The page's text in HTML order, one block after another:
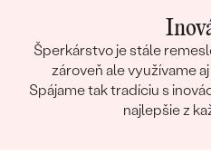
Šperkárstvo je stále
zároveň ale využívame
Spájame tak tradíciu s
najlepšie z